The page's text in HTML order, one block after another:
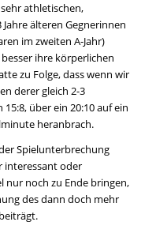
athletischen,
älteren Gegnerinnen
im zweiten A-Jahr)
ihre körperlichen
zu Folge, dass wenn wir
derer gleich 2-3
über ein 20:10 auf ein
heranbrach.
Spielunterbrechung
interessant oder
nur noch zu Ende bringen,
des dann doch mehr